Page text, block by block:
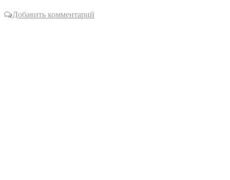
Добавить комментарий